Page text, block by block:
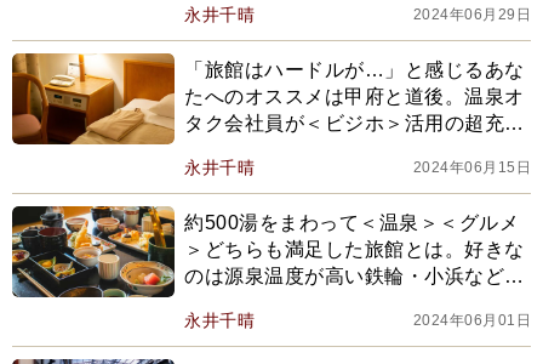
永井千晴 2024年06月29日
「旅館はハードルが…」と感じるあな
たへのオススメは甲府と道後。温泉オ
タク会社員が＜ビジホ＞活用の超充実
永井千晴 2024年06月15日
約500湯をまわって＜温泉＞＜グルメ
＞どちらも満足した旅館とは。好きな
のは源泉温度が高い鉄輪・小浜などで
永井千晴 2024年06月01日